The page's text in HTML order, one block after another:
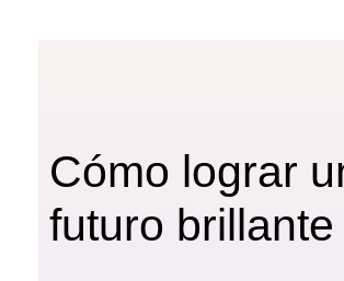
Cómo lograr
futuro brillante